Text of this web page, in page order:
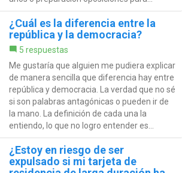
¿Cuál es la diferencia entre la
república y la democracia?
5 respuestas
Me gustaría que alguien me pudiera explicar
de manera sencilla que diferencia hay entre
república y democracia. La verdad que no sé
si son palabras antagónicas o pueden ir de
la mano. La definición de cada una la
entiendo, lo que no logro entender es...
¿Estoy en riesgo de ser
expulsado si mi tarjeta de